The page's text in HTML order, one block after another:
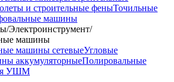
и строительные феныТочильные
машины
/Электроинструмент/
машины
машины сетевыеУгловые
аккумуляторныеПолировальные
УШМ